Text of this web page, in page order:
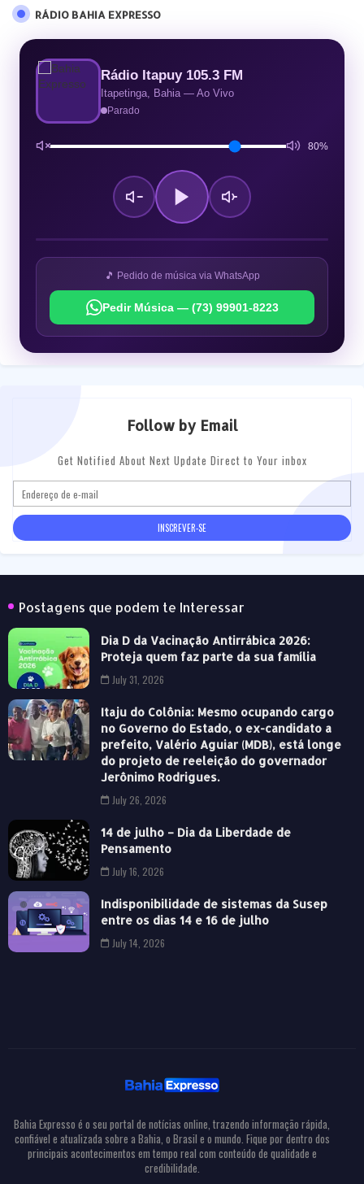
RÁDIO BAHIA EXPRESSO
Rádio Itapuy 105.3 FM
Itapetinga, Bahia — Ao Vivo
Parado
80%
🎵 Pedido de música via WhatsApp
Pedir Música — (73) 99901-8223
Follow by Email
Get Notified About Next Update Direct to Your inbox
Postagens que podem te Interessar
Dia D da Vacinação Antirrábica 2026:
Proteja quem faz parte da sua família
July 31, 2026
Itaju do Colônia: Mesmo ocupando cargo
no Governo do Estado, o ex-candidato a
prefeito, Valério Aguiar (MDB), está longe
do projeto de reeleição do governador
Jerônimo Rodrigues.
July 26, 2026
14 de julho – Dia da Liberdade de
Pensamento
July 16, 2026
Indisponibilidade de sistemas da Susep
entre os dias 14 e 16 de julho
July 14, 2026
Bahia Expresso é o seu portal de notícias online, trazendo informação rápida,
confiável e atualizada sobre a Bahia, o Brasil e o mundo. Fique por dentro dos
principais acontecimentos em tempo real com conteúdo de qualidade e
credibilidade.